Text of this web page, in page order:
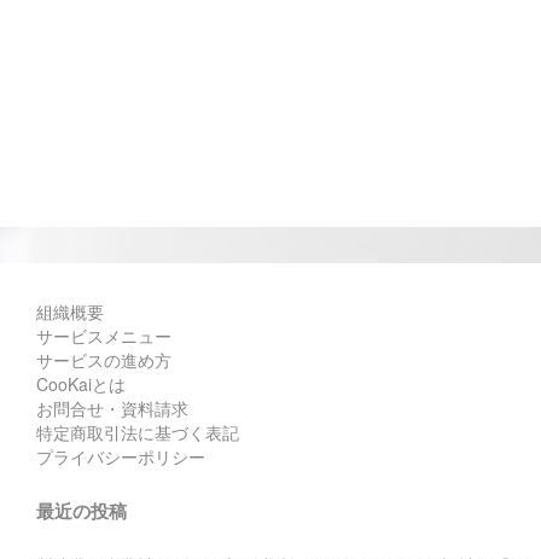
組織概要
サービスメニュー
サービスの進め方
CooKaiとは
お問合せ・資料請求
特定商取引法に基づく表記
プライバシーポリシー
最近の投稿